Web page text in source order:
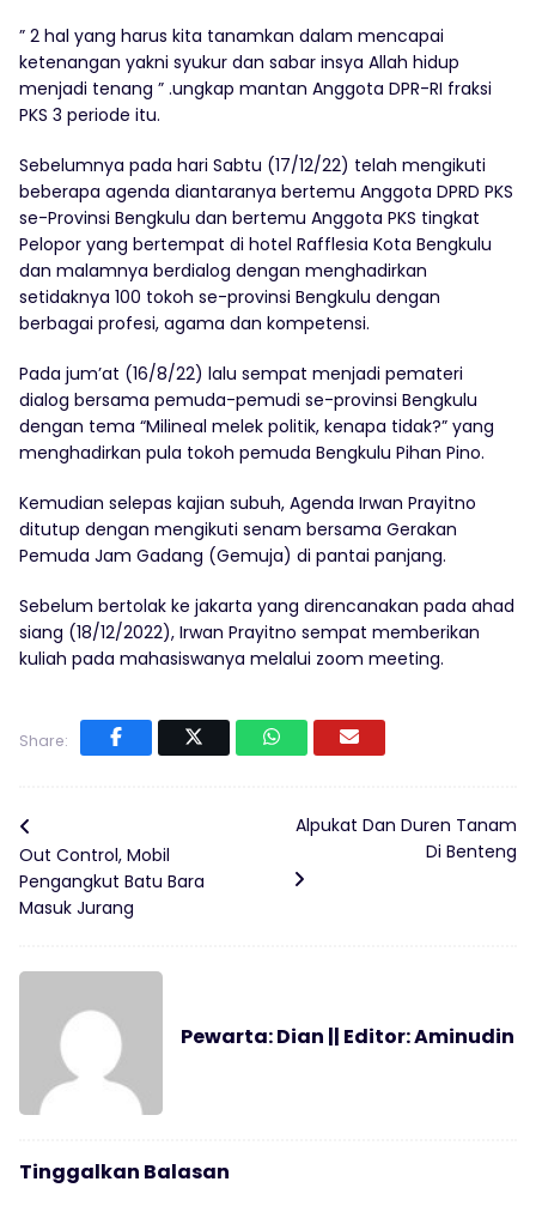
” 2 hal yang harus kita tanamkan dalam mencapai
ketenangan yakni syukur dan sabar insya Allah hidup
menjadi tenang ” .ungkap mantan Anggota DPR-RI fraksi
PKS 3 periode itu.
Sebelumnya pada hari Sabtu (17/12/22) telah mengikuti
beberapa agenda diantaranya bertemu Anggota DPRD PKS
se-Provinsi Bengkulu dan bertemu Anggota PKS tingkat
Pelopor yang bertempat di hotel Rafflesia Kota Bengkulu
dan malamnya berdialog dengan menghadirkan
setidaknya 100 tokoh se-provinsi Bengkulu dengan
berbagai profesi, agama dan kompetensi.
Pada jum’at (16/8/22) lalu sempat menjadi pemateri
dialog bersama pemuda-pemudi se-provinsi Bengkulu
dengan tema “Milineal melek politik, kenapa tidak?” yang
menghadirkan pula tokoh pemuda Bengkulu Pihan Pino.
Kemudian selepas kajian subuh, Agenda Irwan Prayitno
ditutup dengan mengikuti senam bersama Gerakan
Pemuda Jam Gadang (Gemuja) di pantai panjang.
Sebelum bertolak ke jakarta yang direncanakan pada ahad
siang (18/12/2022), Irwan Prayitno sempat memberikan
kuliah pada mahasiswanya melalui zoom meeting.
Share:
Out Control, Mobil
Pengangkut Batu Bara
Masuk Jurang
Alpukat Dan Duren Tanam
Di Benteng
Pewarta: Dian || Editor: Aminudin
Tinggalkan Balasan